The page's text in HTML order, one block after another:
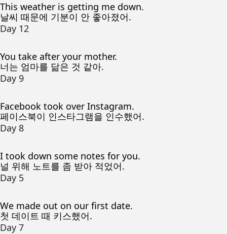
This weather is getting me down.
날씨 때문에 기분이 안 좋아졌어.
Day 12
You take after your mother.
너는 엄마를 닮은 것 같아.
Day 9
Facebook took over Instagram.
페이스북이 인스타그램을 인수했어.
Day 8
I took down some notes for you.
널 위해 노트를 좀 받아 적었어.
Day 5
We made out on our first date.
첫 데이트 때 키스했어.
Day 7